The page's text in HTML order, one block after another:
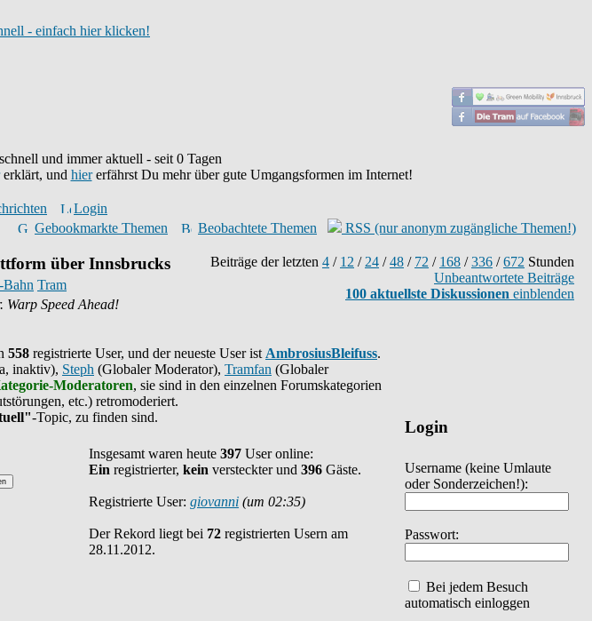
- einfach hier klicken!
und immer aktuell - seit 0 Tagen
erklärt, und hiererfährst Du mehr über gute Umgangsformen im Internet!
Login
Gebookmarkte Themen
Beobachtete Themen RSS (nur anonym zugängliche Themen!)
über Innsbrucks
Bahn Tram
Warp Speed Ahead!
Beiträge der letzten 4 / 12 / 24 /48 / 72 / 168 /336 /672 Stunden
Unbeantwortete Beiträge
100 aktuellste Diskussionen einblenden
Login
Username (keine Umlaute
oder Sonderzeichen!):
Passwort:
Bei jedem Besuch
automatisch einloggen
558 registrierte User, und der neueste User ist AmbrosiusBleifuss.
inaktiv), Steph (Globaler Moderator), Tramfan (Globaler
Moderatoren, sie sind in den einzelnen Forumskategorien
etc.) retromoderiert.
-Topic, zu finden sind.
Insgesamt waren heute 397 User online:
Ein registrierter, kein versteckter und 396 Gäste.
Registrierte User: giovanni (um 02:35)
Der Rekord liegt bei 72 registrierten Usern am
28.11.2012.